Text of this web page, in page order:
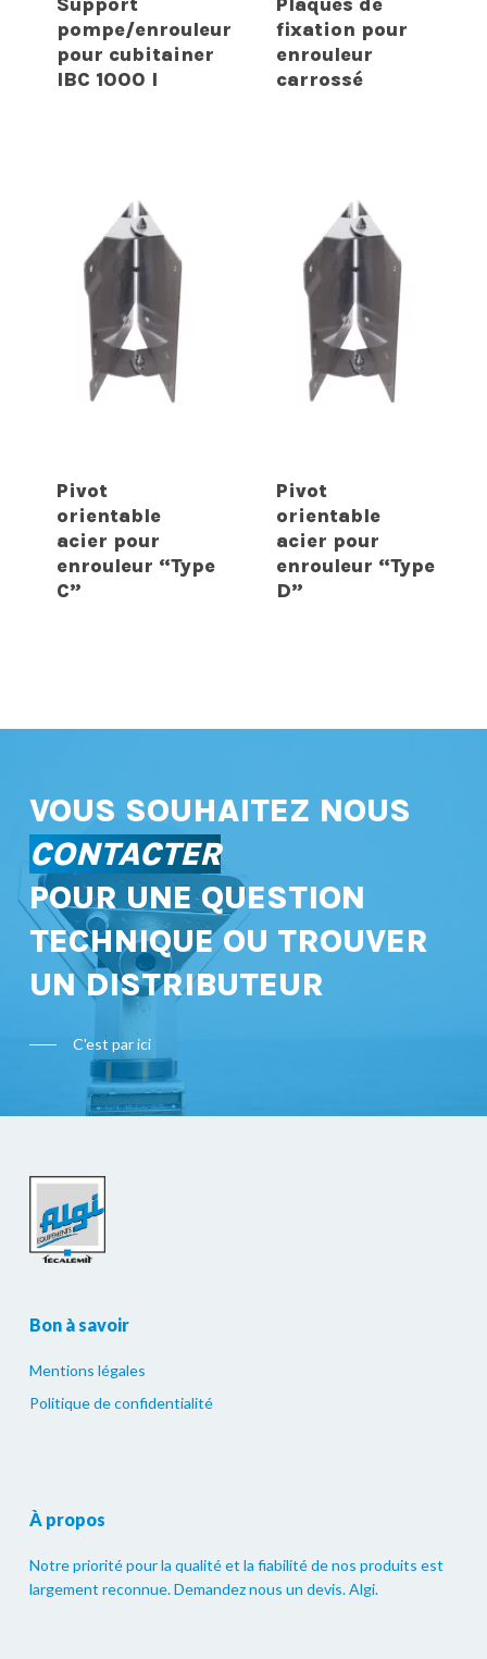
pompe/enrouleur
pour cubitainer
IBC 1000 l
fixation pour
enrouleur
carrossé
Pivot
orientable
acier pour
enrouleur “Type
C”
Pivot
orientable
acier pour
enrouleur “Type
D”
VOUS SOUHAITEZ NOUS
CONTACTER
POUR UNE QUESTION
TECHNIQUE OU TROUVER
UN DISTRIBUTEUR
C'est par ici
Bon à savoir
Mentions légales
Politique de confidentialité
À propos
Notre priorité pour la qualité et la fiabilité de nos produits est
largement reconnue. Demandez nous un devis. Algi.